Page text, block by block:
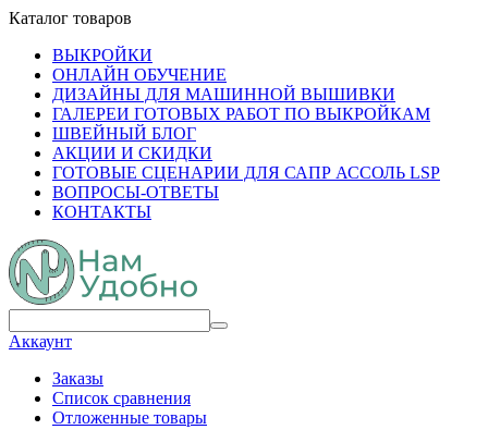
Каталог товаров
ВЫКРОЙКИ
ОНЛАЙН ОБУЧЕНИЕ
ДИЗАЙНЫ ДЛЯ МАШИННОЙ ВЫШИВКИ
ГАЛЕРЕИ ГОТОВЫХ РАБОТ ПО ВЫКРОЙКАМ
ШВЕЙНЫЙ БЛОГ
АКЦИИ И СКИДКИ
ГОТОВЫЕ СЦЕНАРИИ ДЛЯ САПР АССОЛЬ LSP
ВОПРОСЫ-ОТВЕТЫ
КОНТАКТЫ
Аккаунт
Заказы
Список сравнения
Отложенные товары